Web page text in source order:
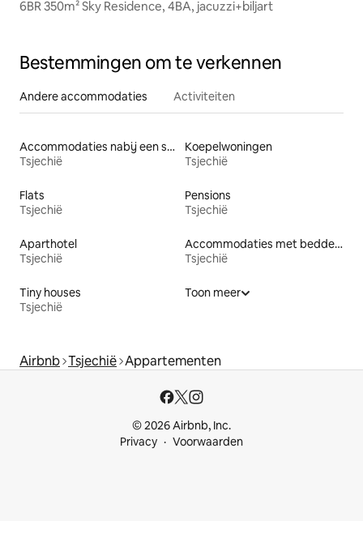
6BR 350m² Sky Residence, 4BA, jacuzzi+biljart
Bestemmingen om te verkennen
Andere accommodaties Activiteiten
Accommodaties nabij een strand
Tsjechië
Koepelwoningen
Tsjechië
Flats
Tsjechië
Pensions
Tsjechië
Aparthotel
Tsjechië
Accommodaties met bedden op toegankelijke hoogte
Tsjechië
Tiny houses
Tsjechië
Toon meer
Airbnb Tsjechië Appartementen
© 2026 Airbnb, Inc.
Privacy
Voorwaarden